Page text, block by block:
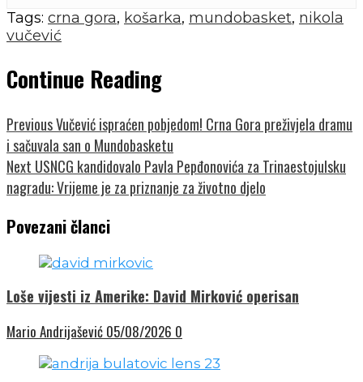
Tags: crna gora, košarka, mundobasket, nikola
vučević
Continue Reading
PreviousVučević ispraćen pobjedom! Crna Gora preživjela dramu
i sačuvala san o Mundobasketu
Next USNCG kandidovalo Pavla Pepđonovića za Trinaestojulsku
nagradu: Vrijeme je za priznanje za životno djelo
Povezani članci
Loše vijesti iz Amerike: David Mirković operisan
Mario Andrijašević 05/08/2026 0